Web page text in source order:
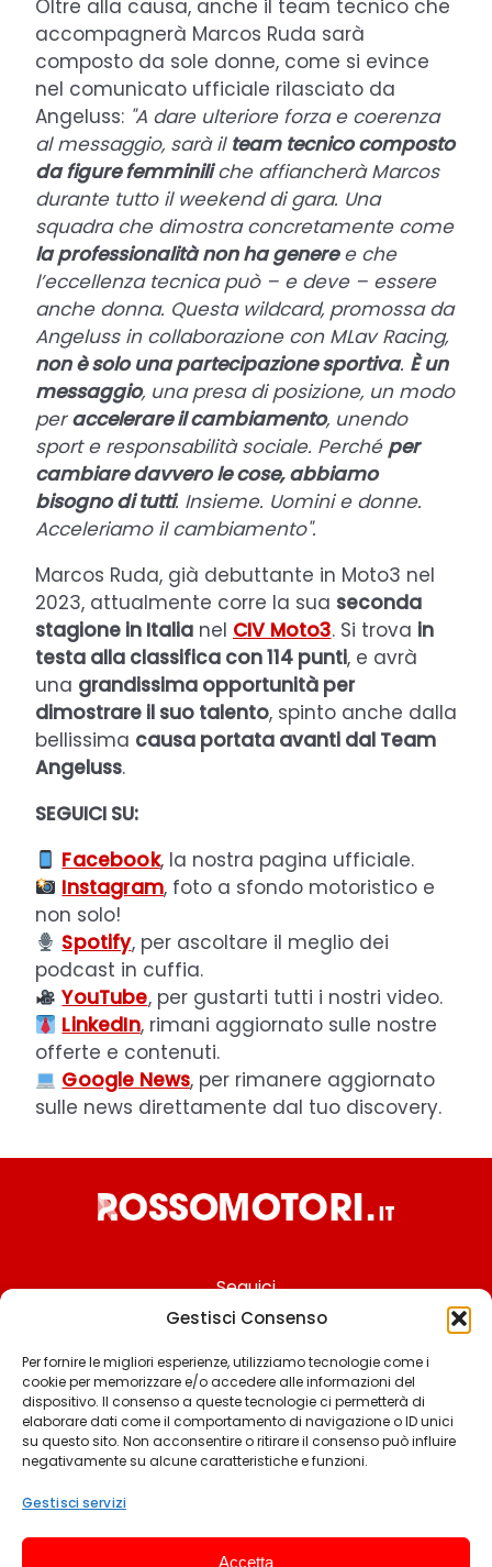
Gestisci Consenso
Per fornire le migliori esperienze, utilizziamo tecnologie come i
cookie per memorizzare e/o accedere alle informazioni del
dispositivo. Il consenso a queste tecnologie ci permetterà di
elaborare dati come il comportamento di navigazione o ID unici
su questo sito. Non acconsentire o ritirare il consenso può influire
negativamente su alcune caratteristiche e funzioni.
Gestisci servizi
Accetta
Oltre alla causa, anche il team tecnico che
accompagnerà Marcos Ruda sarà
composto da sole donne, come si evince
nel comunicato ufficiale rilasciato da
Angeluss: "A dare ulteriore forza e coerenza
al messaggio, sarà il team tecnico composto
da figure femminiliche affiancherà Marcos
durante tutto il weekend di gara. Una
squadra che dimostra concretamente come
la professionalità non ha generee che
l’eccellenza tecnica può – e deve – essere
anche donna. Questa wildcard, promossa da
Angeluss in collaborazione con MLav Racing,
non è solo una partecipazione sportiva. È un
messaggio, una presa di posizione, un modo
peraccelerare il cambiamento, unendo
sport e responsabilità sociale. Perché per
cambiare davvero le cose, abbiamo
bisogno di tutti. Insieme. Uomini e donne.
Acceleriamo il cambiamento".
Marcos Ruda, già debuttante in Moto3 nel
2023, attualmente corre la sua seconda
stagione in Italia nel CIV Moto3. Si trova in
testa alla classifica con 114 punti, e avrà
una grandissima opportunità per
dimostrare il suo talento, spinto anche dalla
bellissima causa portata avanti dal Team
Angeluss.
SEGUICI SU:
Facebook, la nostra pagina ufficiale.
Instagram, foto a sfondo motoristico e
non solo!
Spotify, per ascoltare il meglio dei
podcast in cuffia.
YouTube, per gustarti tutti i nostri video.
LinkedIn, rimani aggiornato sulle nostre
offerte e contenuti.
Google News, per rimanere aggiornato
sulle news direttamente dal tuo discovery.
Seguici
Chi siamo
Contattaci
Termini & Condizioni
Privacy policy